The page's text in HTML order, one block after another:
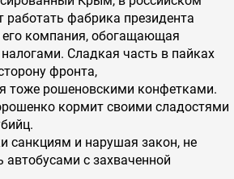
работать фабрика президента
компания, обогащающая
Сладкая часть в пайках
фронта,
тоже рошеновскими конфетками.
кормит своими сладостями
санкциям и нарушая закон, не
автобусами с захваченной